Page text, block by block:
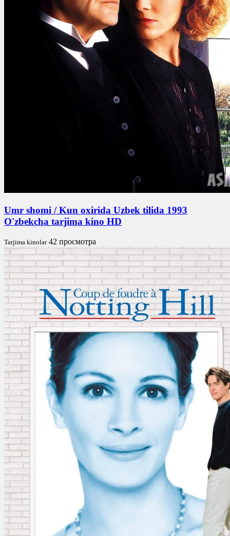
Umr shomi / Kun oxirida Uzbek tilida 1993
O'zbekcha tarjima kino HD
Tarjima kinolar 42 просмотра